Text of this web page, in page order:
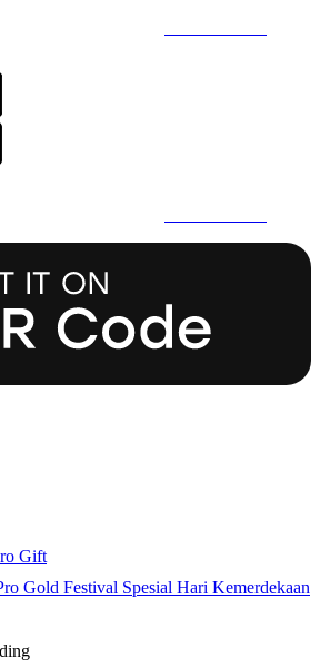
Gift
Gold Festival Spesial Hari Kemerdekaan